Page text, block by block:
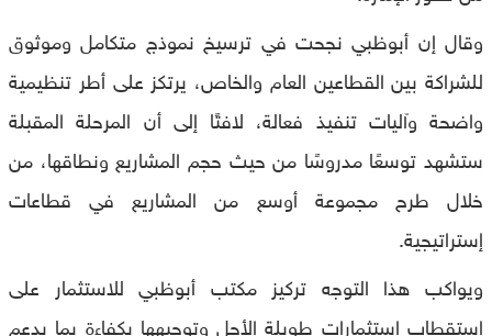
وقال إن أبوظبي نجحت في ترسيخ نموذج متكامل وموثوق
للشراكة بين القطاعين العام والخاص، يرتكز على أطر تنظيمية
واضحة وآليات تنفيذ فعالة، لافتًا إلى أن المرحلة المقبلة
ستشهد توسعًا مدروسًا من حيث حجم المشاريع ونطاقها، من
خلال طرح مجموعة أوسع من المشاريع في قطاعات
إستراتيجية.
ويواكب هذا التوجه تركيز مكتب أبوظبي للاستثمار على
استقطاب استثمارات طويلة الأجل وتوجيهها بكفاءة بما يدعم